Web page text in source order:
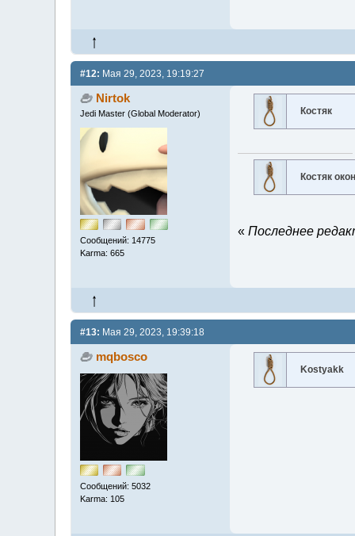
#12: Мая 29, 2023, 19:19:27
Nirtok
Jedi Master (Global Moderator)
Сообщений: 14775
Karma: 665
Костяк
Костяк
« Последнее
#13: Мая 29, 2023, 19:39:18
mqbosco
Сообщений: 5032
Karma: 105
Kostyakk